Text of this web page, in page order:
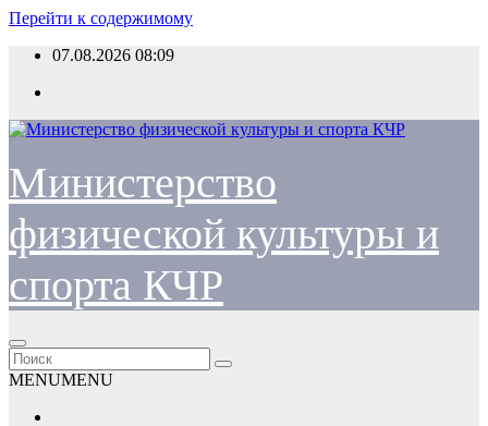
Перейти к содержимому
07.08.2026 08:09
Министерство
физической культуры и
спорта КЧР
MENUMENU